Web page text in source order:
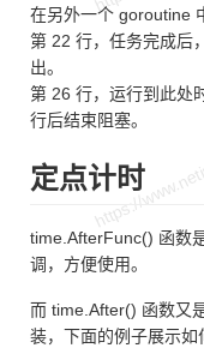
在另外一个 goroutine
第 22 行，任务完成后
出。
第 26 行，运行到此处
行后结束阻塞。
定点计时
time.AfterFunc() 函数
调，方便使用。
而 time.After() 函数又
装，下面的例子展示